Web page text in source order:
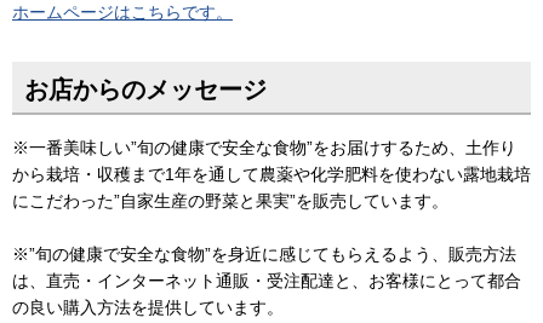
ホームページはこちらです。
お店からのメッセージ
※一番美味しい”旬の健康で安全な食物”をお届けするため、土作り
から栽培・収穫まで1年を通して農薬や化学肥料を使わない露地栽培
にこだわった”自家生産の野菜と果実”を販売しています。
※”旬の健康で安全な食物”を身近に感じてもらえるよう、販売方法
は、直売・インターネット通販・受注配達と、お客様にとって都合
の良い購入方法を提供しています。